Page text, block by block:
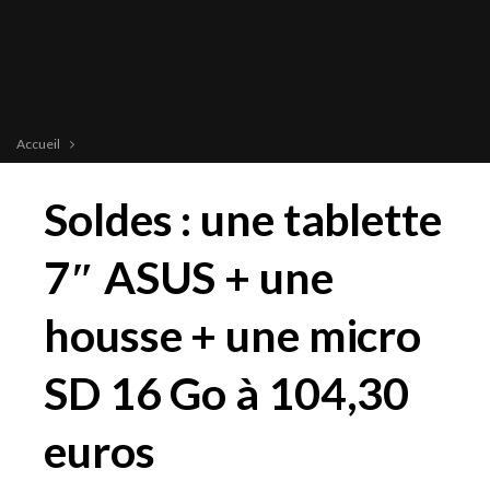
Accueil
Soldes : une tablette
7″ ASUS + une
housse + une micro
SD 16 Go à 104,30
euros